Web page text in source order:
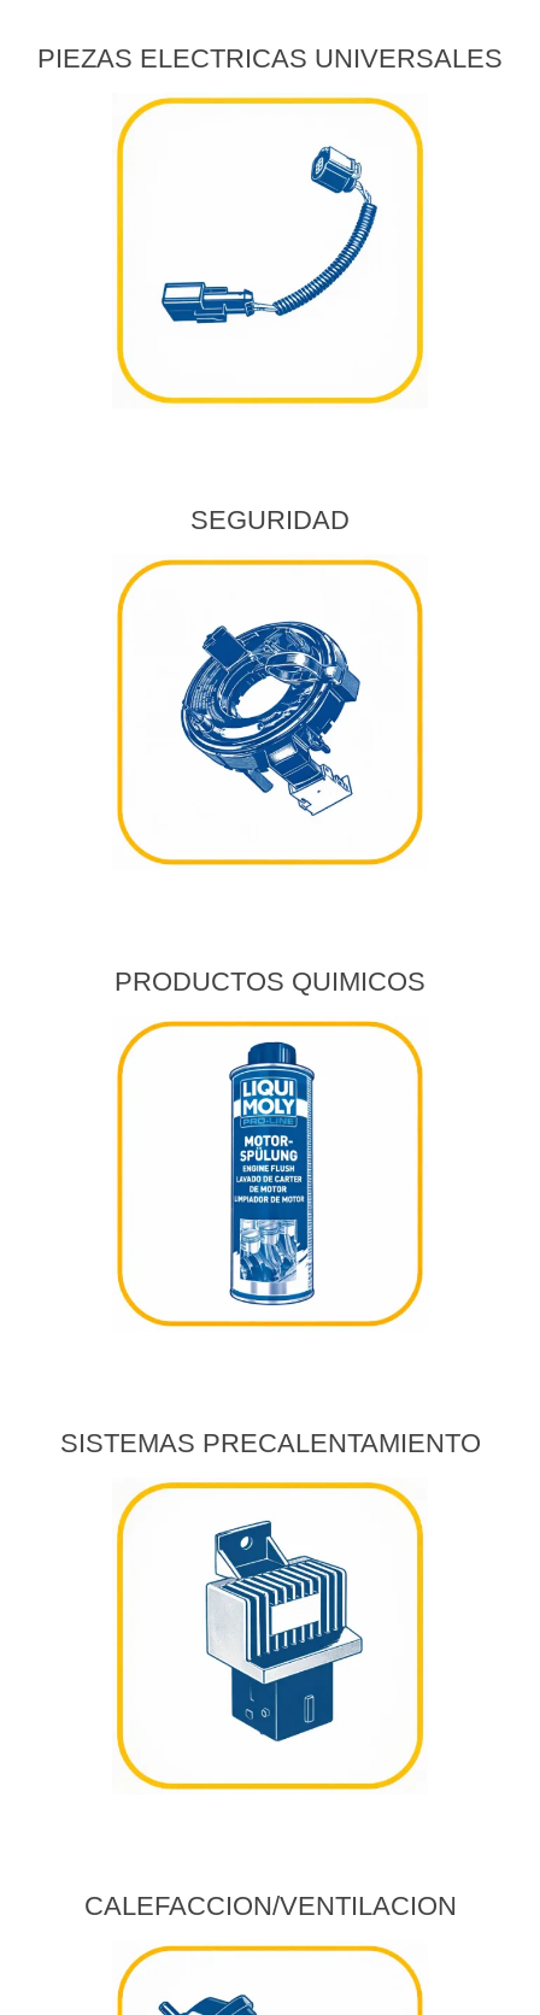
PIEZAS ELECTRICAS UNIVERSALES
SEGURIDAD
PRODUCTOS QUIMICOS
SISTEMAS PRECALENTAMIENTO
CALEFACCION/VENTILACION